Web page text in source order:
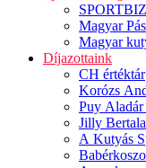
Magyar
Magyar
Díjazottaink
CH értéktár
Korózs
Puy Aladár
Jilly
A Kutyás